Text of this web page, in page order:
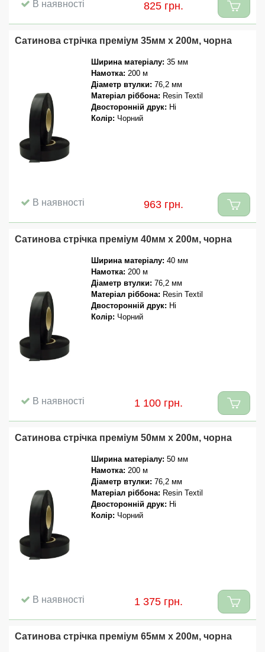
В наявності 825 грн.
Сатинова стрічка преміум 35мм x 200м, чорна
Ширина матеріалу: 35 мм
Намотка: 200 м
Діаметр втулки: 76,2 мм
Матеріал ріббона: Resin Textil
Двосторонній друк: Ні
Колір: Чорний
В наявності 963 грн.
Сатинова стрічка преміум 40мм x 200м, чорна
Ширина матеріалу: 40 мм
Намотка: 200 м
Діаметр втулки: 76,2 мм
Матеріал ріббона: Resin Textil
Двосторонній друк: Ні
Колір: Чорний
В наявності 1 100 грн.
Сатинова стрічка преміум 50мм x 200м, чорна
Ширина матеріалу: 50 мм
Намотка: 200 м
Діаметр втулки: 76,2 мм
Матеріал ріббона: Resin Textil
Двосторонній друк: Ні
Колір: Чорний
В наявності 1 375 грн.
Сатинова стрічка преміум 65мм x 200м, чорна